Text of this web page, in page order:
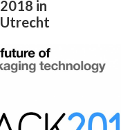
2018 in
Utrecht